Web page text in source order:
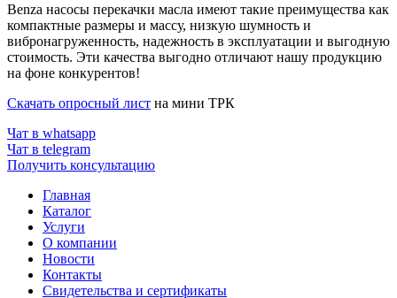
Benza насосы перекачки масла имеют такие преимущества как
компактные размеры и массу, низкую шумность и
вибронагруженность, надежность в эксплуатации и выгодную
стоимость. Эти качества выгодно отличают нашу продукцию
на фоне конкурентов!
Скачать опросный лист на мини ТРК
Чат в whatsapp
Чат в telegram
Получить консультацию
Главная
Каталог
Услуги
О компании
Новости
Контакты
Свидетельства и сертификаты